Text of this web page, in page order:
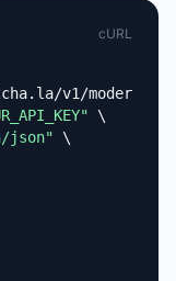
cURL
v1/
\
json" \